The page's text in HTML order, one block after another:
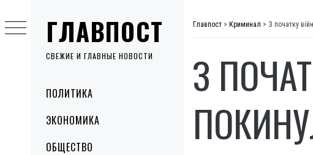
ГЛАВПОСТ
СВЕЖИЕ И ГЛАВНЫЕ НОВОСТИ
MenuПОЛИТИКА
ЭКОНОМИКА
ОБЩЕСТВО
to
content
Главпост > Криминал > З початку
З